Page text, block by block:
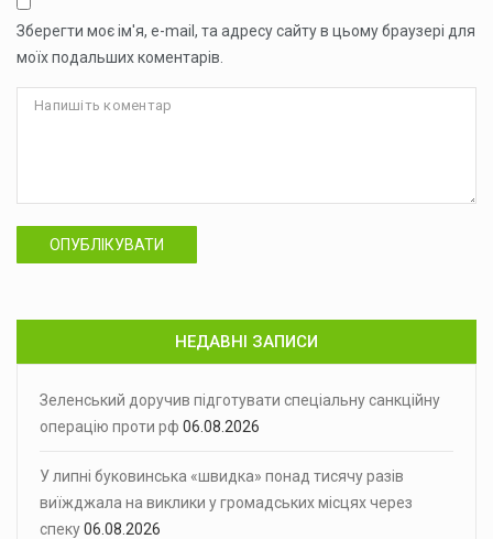
Зберегти моє ім'я, e-mail, та адресу сайту в цьому браузері для
моїх подальших коментарів.
ОПУБЛІКУВАТИ
НЕДАВНІ ЗАПИСИ
Зеленський доручив підготувати спеціальну санкційну
операцію проти рф 06.08.2026
У липні буковинська «швидка» понад тисячу разів
виїжджала на виклики у громадських місцях через
спеку06.08.2026